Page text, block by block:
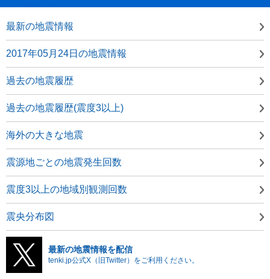
最新の地震情報
2017年05月24日の地震情報
過去の地震履歴
過去の地震履歴(震度3以上)
海外の大きな地震
震源地ごとの地震発生回数
震度3以上の地域別観測回数
震央分布図
最新の地震情報を配信
tenki.jp公式X（旧Twitter）をご利用ください。